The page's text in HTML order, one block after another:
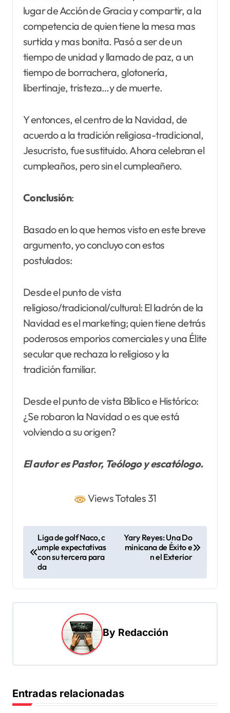
lugar de Acción de Gracia y compartir, a la
competencia de quien tiene la mesa mas
surtida y mas bonita. Pasó a ser de un
tiempo de unidad y llamado de paz, a un
tiempo de borrachera, glotonería,
libertinaje, tristeza…y de muerte.
Y entonces, el centro de la Navidad, de
acuerdo a la tradición religiosa-tradicional,
Jesucristo, fue sustituido. Ahora celebran el
cumpleaños, pero sin el cumpleañero.
Conclusión:
Basado en lo que hemos visto en este breve
argumento, yo concluyo con estos
postulados:
Desde el punto de vista
religioso/tradicional/cultural: El ladrón de la
Navidad es el marketing; quien tiene detrás
poderosos emporios comerciales y una Élite
secular que rechaza lo religioso y la
tradición familiar.
Desde el punto de vista Bíblico e Histórico:
¿Se robaron la Navidad o es que está
volviendo a su origen?
El autor es Pastor, Teólogo y escatólogo.
Views Totales 31
e
g
ó
n
d
Liga de golf Naco, c
umple expectativas
con su tercera para
da
Yary Reyes: Una Do
minicana de Éxito e
n el Exterior
By Redacción
Entradas relacionadas